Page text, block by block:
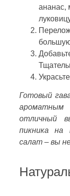
ананас,
Готовый
ароматным
отличный
пикника на
салат – вы